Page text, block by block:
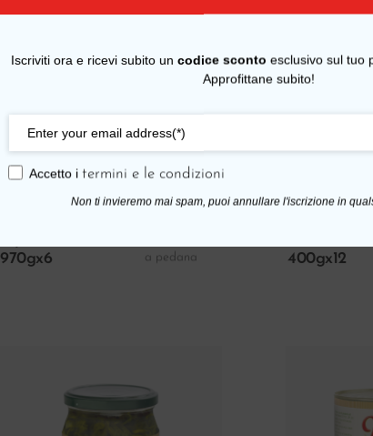
Aggiungi Al Carrello
Pomodorino
970gx6
a pedana
Pomodorino
400gx12
Iscriviti ora e ricevi subito un codice sconto esclusivo sul tuo
Approfittane subito!
Accetto i termini e le condizioni
Non ti invieremo mai spam, puoi annullare l'iscrizione in